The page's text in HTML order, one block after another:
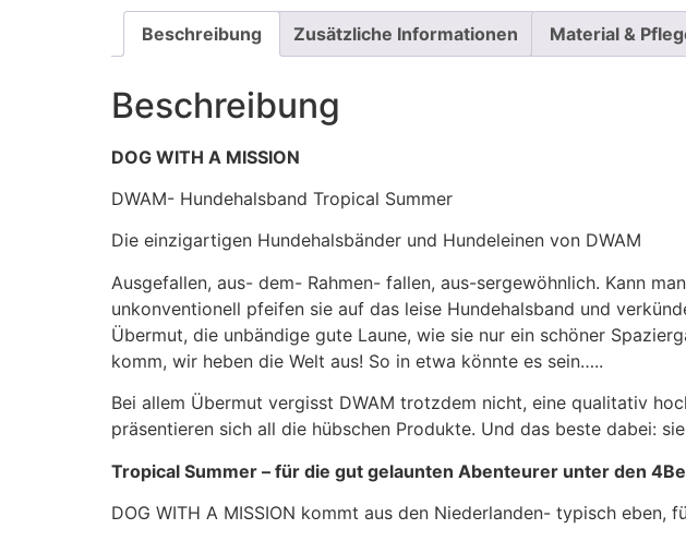
Beschreibung Zusätzliche Informationen Material &
Beschreibung
DOG WITH A MISSION
DWAM- Hundehalsband Tropical Summer
Die einzigartigen Hundehalsbänder und Hundeleinen von DWAM
Ausgefallen, aus- dem- Rahmen- fallen, aus-sergewöhnlich. Kann
unkonventionell pfeifen sie auf das leise Hundehalsband und
Übermut, die unbändige gute Laune, wie sie nur ein schöner
komm, wir heben die Welt aus! So in etwa könnte es sein…..
Bei allem Übermut vergisst DWAM trotzdem nicht, eine qualitativ
präsentieren sich all die hübschen Produkte. Und das beste dabei:
Tropical Summer – für die gut gelaunten Abenteurer unter den
DOG WITH A MISSION kommt aus den Niederlanden- typisch eben,